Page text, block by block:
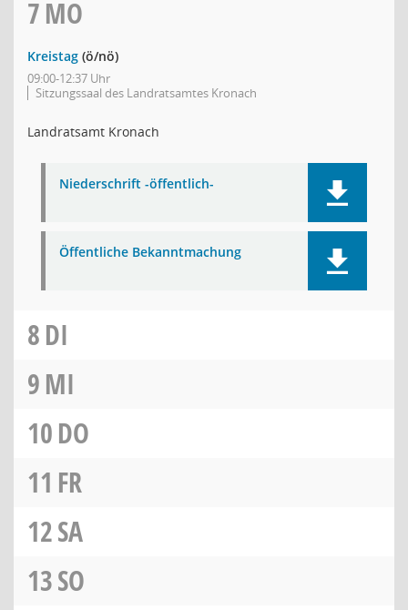
7MO
Kreistag (ö/nö)
09:00-12:37 Uhr
Sitzungssaal des Landratsamtes Kronach
Landratsamt Kronach
Niederschrift -öffentlich-
Öffentliche Bekanntmachung
8DI
9MI
10DO
11 FR
12SA
13SO